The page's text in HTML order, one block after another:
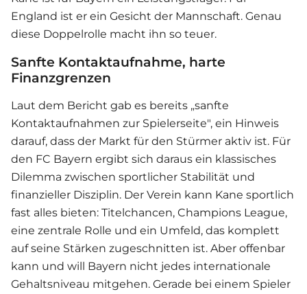
England ist er ein Gesicht der Mannschaft. Genau
diese Doppelrolle macht ihn so teuer.
Sanfte Kontaktaufnahme, harte
Finanzgrenzen
Laut dem Bericht gab es bereits „sanfte
Kontaktaufnahmen zur Spielerseite", ein Hinweis
darauf, dass der Markt für den Stürmer aktiv ist. Für
den FC Bayern ergibt sich daraus ein klassisches
Dilemma zwischen sportlicher Stabilität und
finanzieller Disziplin. Der Verein kann Kane sportlich
fast alles bieten: Titelchancen, Champions League,
eine zentrale Rolle und ein Umfeld, das komplett
auf seine Stärken zugeschnitten ist. Aber offenbar
kann und will Bayern nicht jedes internationale
Gehaltsniveau mitgehen. Gerade bei einem Spieler